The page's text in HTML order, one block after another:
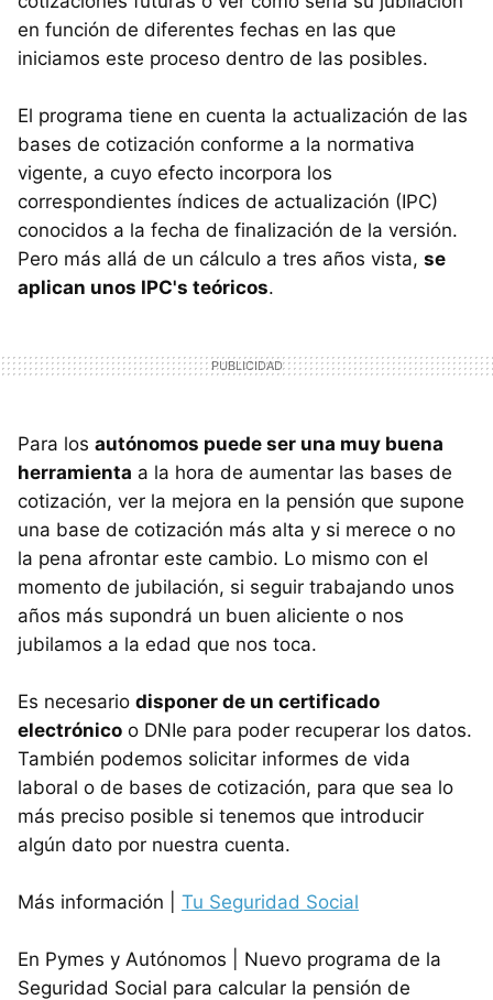
en función de diferentes fechas en las que
iniciamos este proceso dentro de las posibles.
El programa tiene en cuenta la actualización de las
bases de cotización conforme a la normativa
vigente, a cuyo efecto incorpora los
correspondientes índices de actualización (IPC)
conocidos a la fecha de finalización de la versión.
Pero más allá de un cálculo a tres años vista, se
aplican unos IPC's teóricos.
Para los autónomos puede ser una muy buena
herramienta a la hora de aumentar las bases de
cotización, ver la mejora en la pensión que supone
una base de cotización más alta y si merece o no
la pena afrontar este cambio. Lo mismo con el
momento de jubilación, si seguir trabajando unos
años más supondrá un buen aliciente o nos
jubilamos a la edad que nos toca.
Es necesario disponer de un certificado
electrónico o DNIe para poder recuperar los datos.
También podemos solicitar informes de vida
laboral o de bases de cotización, para que sea lo
más preciso posible si tenemos que introducir
algún dato por nuestra cuenta.
Más información | Tu Seguridad Social
En Pymes y Autónomos | Nuevo programa de la
Seguridad Social para calcular la pensión de